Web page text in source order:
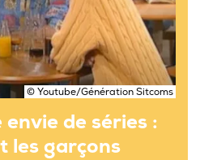
© Youtube/Génération Sitcoms
de séries :
les garçons